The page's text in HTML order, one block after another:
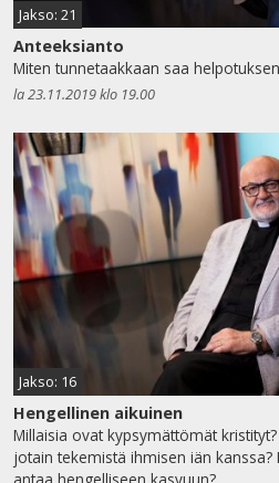
Jakso: 21
Anteeksianto
Miten tunnetaakkaan saa
la 23.11.2019 klo 19.00
Jakso: 16
Hengellinen aikuinen
Millaisia ovat kypsymättömät
jotain tekemistä ihmisen iän kanssa?